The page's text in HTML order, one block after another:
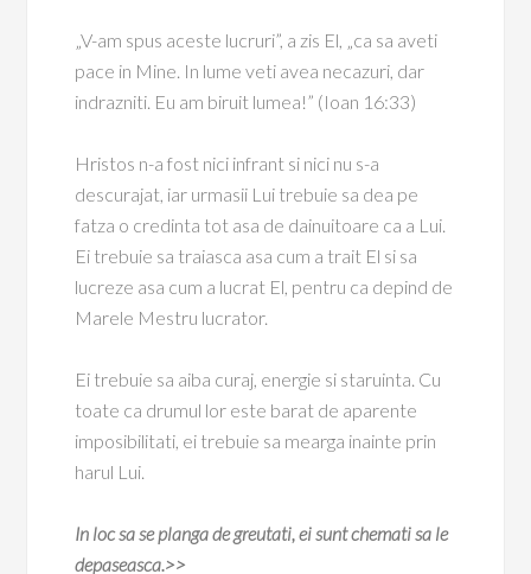
„V-am spus aceste lucruri”, a zis El, „ca sa aveti
pace in Mine. In lume veti avea necazuri, dar
indrazniti. Eu am biruit lumea!” (Ioan 16:33)
Hristos n-a fost nici infrant si nici nu s-a
descurajat, iar urmasii Lui trebuie sa dea pe
fatza o credinta tot asa de dainuitoare ca a Lui.
Ei trebuie sa traiasca asa cum a trait El si sa
lucreze asa cum a lucrat El, pentru ca depind de
Marele Mestru lucrator.
Ei trebuie sa aiba curaj, energie si staruinta. Cu
toate ca drumul lor este barat de aparente
imposibilitati, ei trebuie sa mearga inainte prin
harul Lui.
In loc sa se planga de greutati, ei sunt chemati sa le
depaseasca.>>